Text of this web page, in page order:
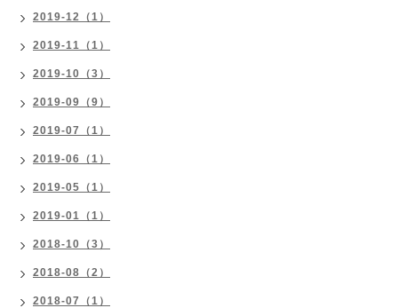
2019-12（1）
2019-11（1）
2019-10（3）
2019-09（9）
2019-07（1）
2019-06（1）
2019-05（1）
2019-01（1）
2018-10（3）
2018-08（2）
2018-07（1）